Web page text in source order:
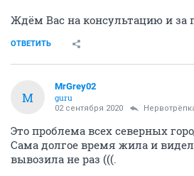
Ждём Вас на консультацию и за
ОТВЕТИТЬ
M
MrGrey02
guru
02 сентября 2020
Это проблема всех северных
Сама долгое время жила и
вывозила не раз (((.